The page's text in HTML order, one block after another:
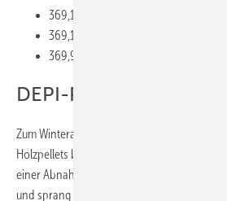
369,14 Euro/t in Süddeutschland
369,15 Euro/t in Mitteldeutschland und
369,99 Euro/t in Nord- und
DEPI-Pelletpreis
Zum Winteranfang 2021/22 hatte ein starker
Holzpellets begonnen, im Oktober 2021 lag
einer Abnahme von 6 t bei 248 Euro/t noch
und sprang dann im November 2021 auf